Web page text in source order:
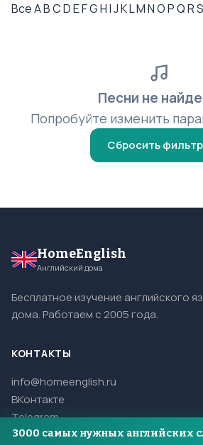
ВсеABCDEFGHIJKLMNOPQRS
Песни не
Попробуйте изменить
Сбросить
HomeEnglish
Английский дома
Бесплатное изучение английского
дома. Работаем с 2005 года.
КОНТАКТЫ
info@homeenglish.ru
ВКонтакте
Telegram
3000 самых нужных английских